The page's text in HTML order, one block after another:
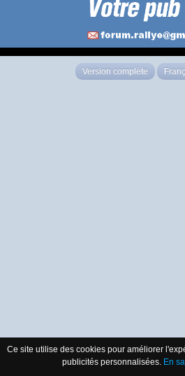
Version complète
Ce site utilise des cookies pour améliorer
publicités personnalisées. En